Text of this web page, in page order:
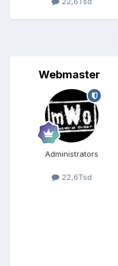
Webmaster
Administrators
22,6Tsd